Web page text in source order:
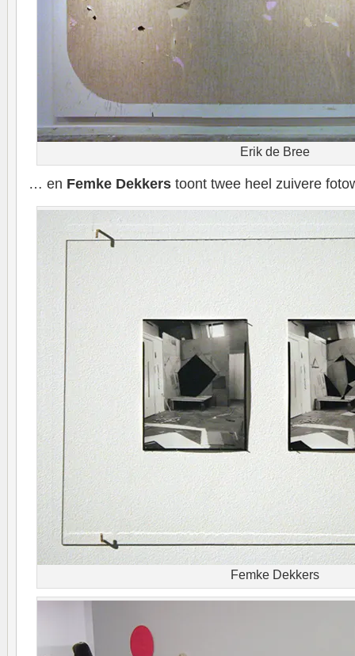
Erik de Bree
… en Femke Dekkers toont twee heel zuivere
Femke Dekkers